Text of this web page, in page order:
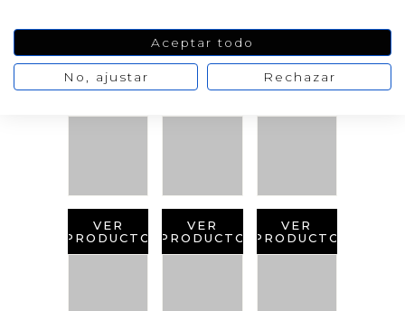
PRODUCTOS
RELACIONADOS
VER
PRODUCTO
VER
PRODUCTO
VER
PRODUCTO
Aceptar todo
No, ajustar Rechazar